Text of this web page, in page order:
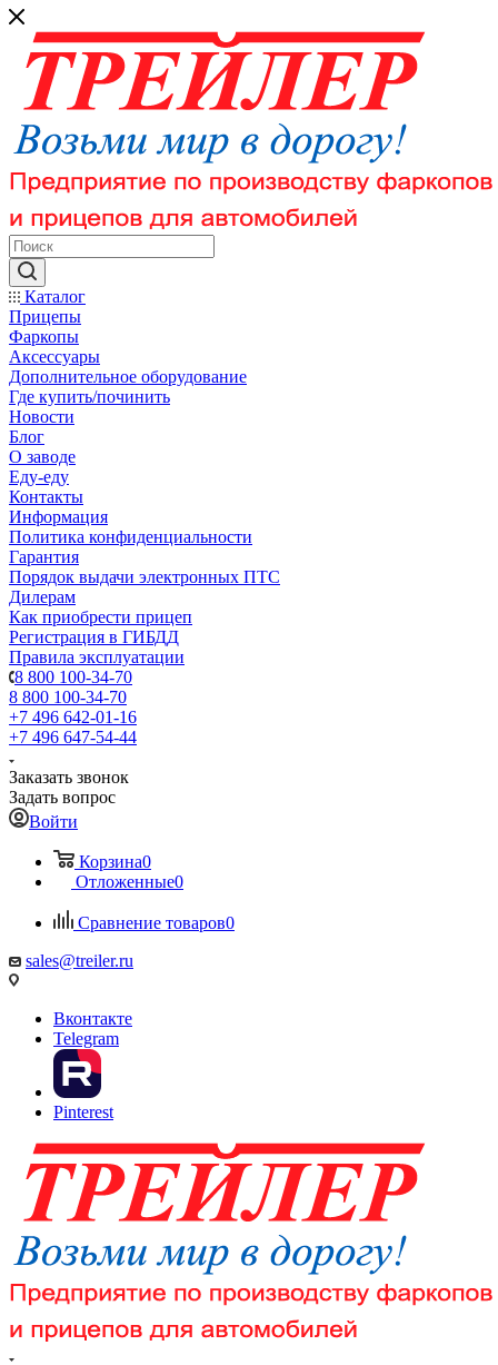
Каталог
Прицепы
Фаркопы
Аксессуары
Дополнительное оборудование
Где купить/починить
Новости
Блог
О заводе
Еду-еду
Контакты
Информация
Политика конфиденциальности
Гарантия
Порядок выдачи электронных ПТС
Дилерам
Как приобрести прицеп
Регистрация в ГИБДД
Правила эксплуатации
8 800 100-34-70
8 800 100-34-70
+7 496 642-01-16
+7 496 647-54-44
Заказать звонок
Задать вопрос
Войти
Корзина0
Отложенные0
Сравнение товаров0
sales@treiler.ru
Вконтакте
Telegram
Pinterest